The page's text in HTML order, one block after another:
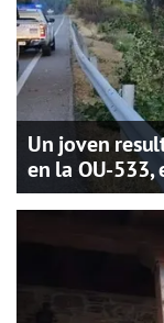
Un joven
en la OU-533,